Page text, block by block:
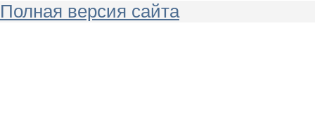
Полная версия сайта